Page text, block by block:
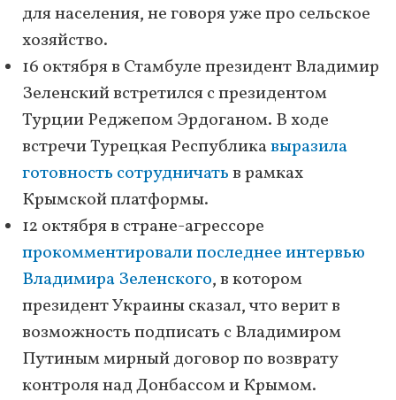
для населения, не говоря уже про сельское
хозяйство.
16 октября в Стамбуле президент Владимир
Зеленский встретился с президентом
Турции Реджепом Эрдоганом. В ходе
встречи Турецкая Республикавыразила
готовность сотрудничатьв рамках
Крымской платформы.
12 октября в стране-агрессоре
прокомментировали последнее интервью
Владимира Зеленского, в котором
президент Украины сказал, что верит в
возможность подписать с Владимиром
Путиным мирный договор по возврату
контроля над Донбассом и Крымом.